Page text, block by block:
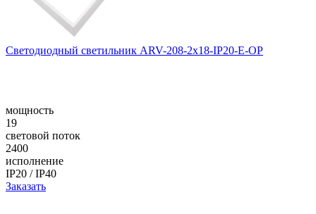
Светодиодный светильник ARV-208-2x18-IP20-E-OP
мощность
19
световой поток
2400
исполнение
IP20 / IP40
Заказать